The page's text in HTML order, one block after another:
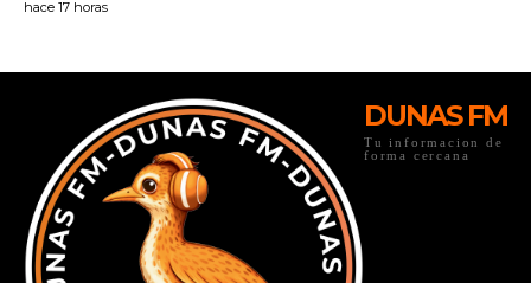
DUNAS FM
Tu informacion de
forma cercana